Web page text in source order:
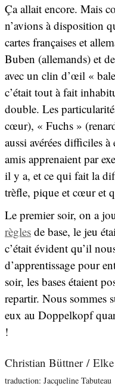
Ça allait encore. Mais
n’avions à disposition
cartes françaises et
Buben (allemands) et
avec un clin d’œil «
c’était tout à fait
double. Les
cœur), « Fuchs »
aussi avérées difficiles
amis apprenaient par
il y a, et ce qui fait la
trèfle, pique et cœur et
Le premier soir, on a
règles de base, le jeu
c’était évident qu’il
d’apprentissage pour
soir, les bases étaient
repartir. Nous sommes
eux au Doppelkopf
!
Christian Büttner /
traduction: Jacqueline Tabuteau